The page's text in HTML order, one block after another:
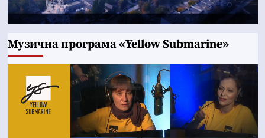
Музична програма «Yellow Submarine»